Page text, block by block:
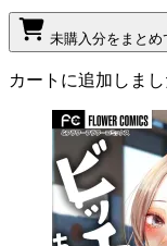
未購入分をまとめ
カートに追加しまし